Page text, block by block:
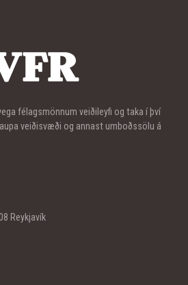
félagsmönnum veiðileyfi og taka í því
veiðisvæði og annast umboðssölu á
Reykjavík